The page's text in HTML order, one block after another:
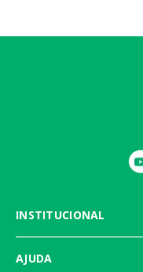
INSTITUCIONAL
AJUDA